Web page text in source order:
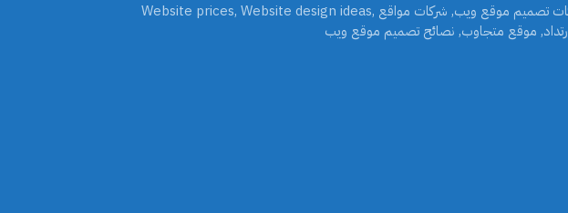
Website prices, Website design ideas, تصميم موقع ويب, شركات مواقع
, موقع متجاوب, نصائح تصميم موقع ويب